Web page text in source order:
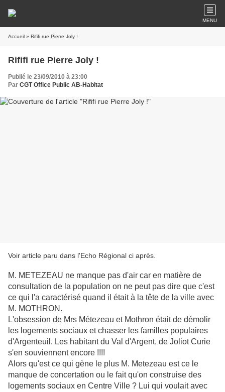
MENU
Accueil » Rififi rue Pierre Joly !
Rififi rue Pierre Joly !
Publié le 23/09/2010 à 23:00
Par CGT Office Public AB-Habitat
Voir article paru dans l'Echo Régional ci après.
M. METEZEAU ne manque pas d'air car en matière de
consultation de la population on ne peut pas dire que c'est
ce qui l'a caractérisé quand il était à la tête de la ville avec
M. MOTHRON.
L'obsession de Mrs Métezeau et Mothron était de démolir
les logements sociaux et chasser les familles populaires
d'Argenteuil. Les habitant du Val d'Argent, de Joliot Curie
s'en souviennent encore !!!!
Alors qu'est ce qui gène le plus M. Metezeau est ce le
manque de concertation ou le fait qu'on construise des
logements sociaux en Centre Ville ? Lui qui voulait avec